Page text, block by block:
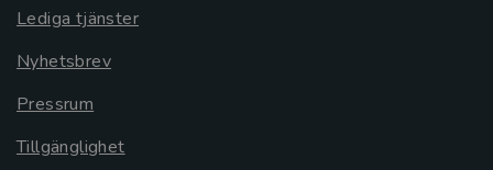
Lediga tjänster
Nyhetsbrev
Pressrum
Tillgänglighet